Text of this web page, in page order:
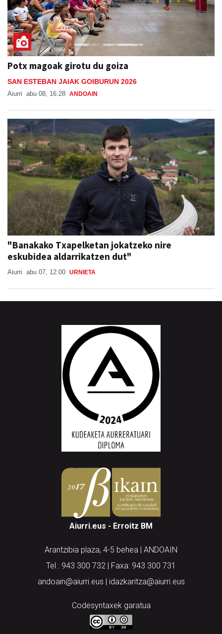
Potx magoak girotu du goiza
SAN ESTEBAN JAIAK GOIBURUN 2026
Aiurri abu 08, 16:28 ANDOAIN
"Banakako Txapelketan jokatzeko nire
eskubidea aldarrikatzen dut"
Aiurri abu 07, 12:00 URNIETA
Aiurri.eus - Erroitz BM
Arantzibia plaza, 4-5 behea | ANDOAIN
Tel.: 943 300 732 | Faxa: 943 300 731
andoain@aiurri.eus | idazkaritza@aiurri.eus
Codesyntaxek garatua